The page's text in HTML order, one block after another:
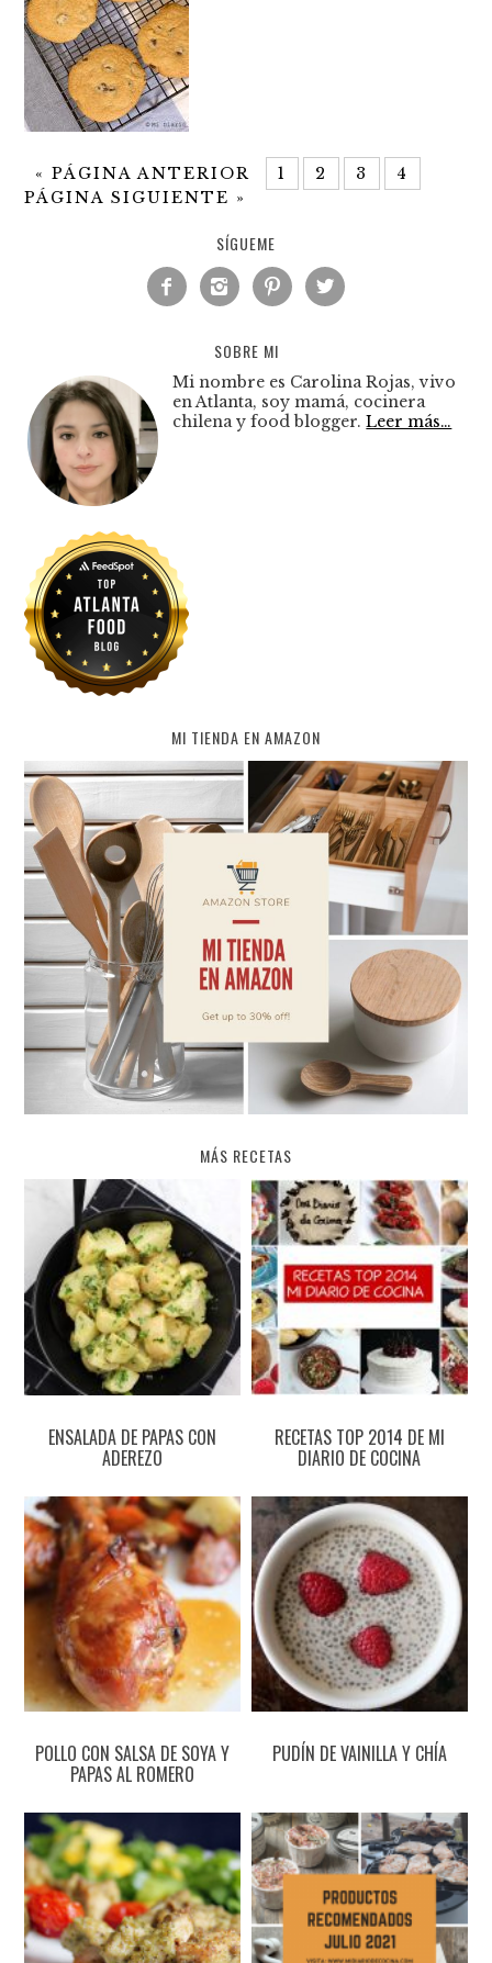
«PÁGINA ANTERIOR 1 2 3
4
PÁGINA SIGUIENTE »
SÍGUEME
   
SOBRE MI
Mi nombre es Carolina Rojas, vivo
en Atlanta, soy mamá, cocinera
chilena y food blogger.Leer más…
MI TIENDA EN AMAZON
MÁS RECETAS
ENSALADA DE PAPAS CON
ADEREZO
RECETAS TOP 2014 DE MI
DIARIO DE COCINA
POLLO CON SALSA DE SOYA Y
PAPAS AL ROMERO
PUDÍN DE VAINILLA Y CHÍA